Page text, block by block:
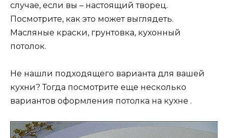
случае, если вы – настоящий творец.
Посмотрите, как это может выглядеть.
Масляные краски, грунтовка, кухонный
потолок.
Не нашли подходящего варианта для вашей
кухни? Тогда посмотрите еще несколько
вариантов оформления потолка на кухне .